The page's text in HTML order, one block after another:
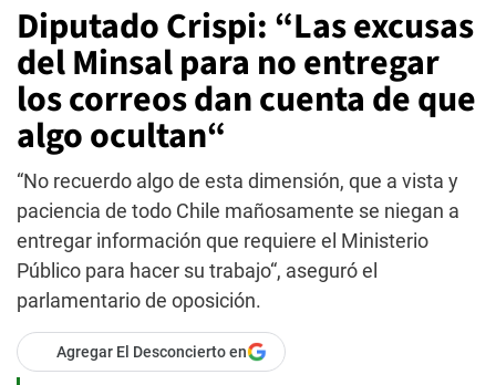
Diputado Crispi: “Las excusas
del Minsal para no entregar
los correos dan cuenta de que
algo ocultan“
“No recuerdo algo de esta dimensión, que a vista y
paciencia de todo Chile mañosamente se niegan a
entregar información que requiere el Ministerio
Público para hacer su trabajo“, aseguró el
parlamentario de oposición.
Agregar El Desconcierto en